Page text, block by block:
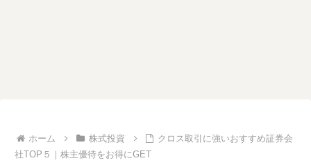
ホーム 株式投資
クロス取引に強いおすすめ証券会
社TOP５｜株主優待をお得にGET